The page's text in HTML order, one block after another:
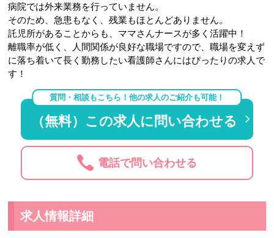
病院では外来業務を行っていません。
そのため、急患もなく、残業もほとんどありません。
託児所があることからも、ママさんナースが多く活躍中！
離職率が低く、人間関係が良好な職場ですので、職場を変えず
に落ち着いて長く勤務したい看護師さんにはぴったりの求人で
す！
質問・相談もこちら！他の求人のご紹介も可能！
（無料）この求人に問い合わせる
電話で問い合わせる
求人情報詳細